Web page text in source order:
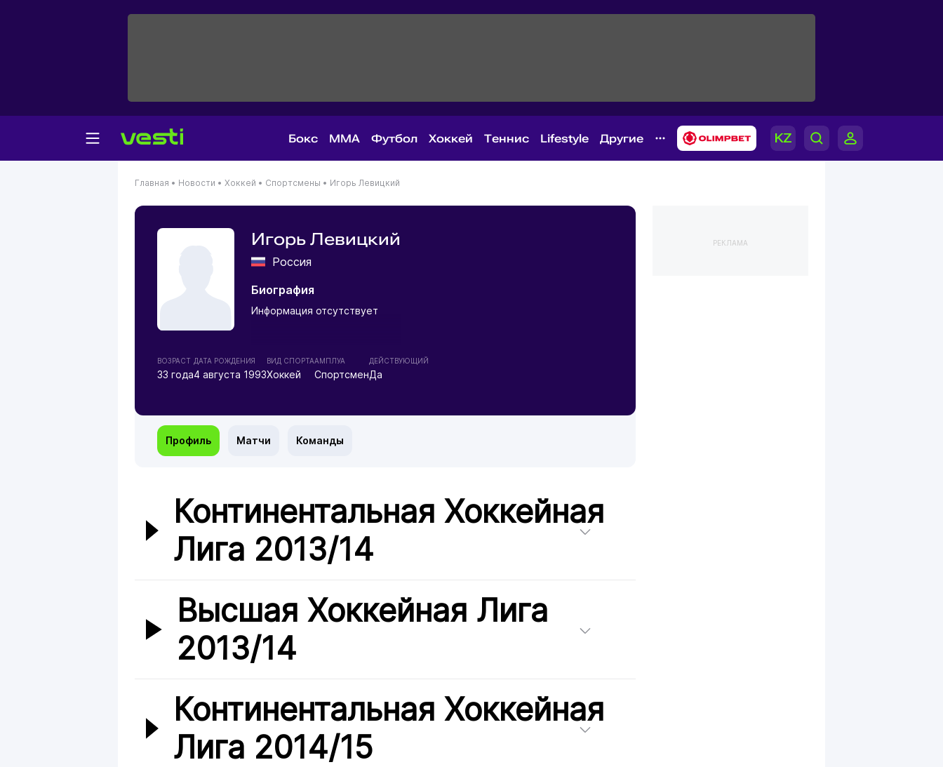
Бокс MMA Футбол Хоккей Теннис Lifestyle Другие
Главная • Новости • Хоккей • Спортсмены • Игорь Левицкий
Игорь Левицкий
Россия
Биография
Информация отсутствует
ВОЗРАСТ
33 года
ДАТА РОЖДЕНИЯ
4 августа 1993
ВИД СПОРТА
Хоккей
АМПЛУА
Спортсмен
ДЕЙСТВУЮЩИЙ
Да
Профиль Матчи Команды
Континентальная Хоккейная
Лига 2013/14
Высшая Хоккейная Лига
2013/14
Континентальная Хоккейная
Лига 2014/15
РЕКЛАМА